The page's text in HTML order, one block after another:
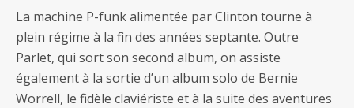
La machine P-funk alimentée par Clinton tourne à
plein régime à la fin des années septante. Outre
Parlet, qui sort son second album, on assiste
également à la sortie d’un album solo de Bernie
Worrell, le fidèle claviériste et à la suite des aventures